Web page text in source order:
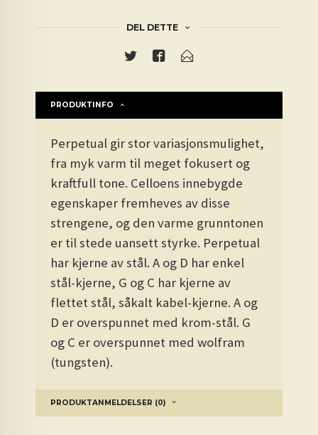
DEL DETTE
PRODUKTINFO
Perpetual gir stor variasjonsmulighet,
fra myk varm til meget fokusert og
kraftfull tone. Celloens innebygde
egenskaper fremheves av disse
strengene, og den varme grunntonen
er til stede uansett styrke. Perpetual
har kjerne av stål. A og D har enkel
stål-kjerne, G og C har kjerne av
flettet stål, såkalt kabel-kjerne. A og
D er overspunnet med krom-stål. G
og C er overspunnet med wolfram
(tungsten).
PRODUKTANMELDELSER (0)